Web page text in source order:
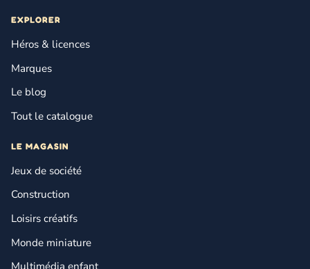
EXPLORER
Héros & licences
Marques
Le blog
Tout le catalogue
LE MAGASIN
Jeux de société
Construction
Loisirs créatifs
Monde miniature